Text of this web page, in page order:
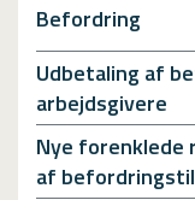
Befordring
Udbetaling af
arbejdsgivere
Nye forenklede
af